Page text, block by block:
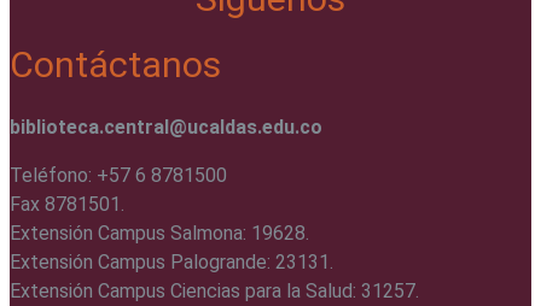
Contáctanos
biblioteca.central@ucaldas.edu.co
Teléfono: +57 6 8781500
Fax 8781501.
Extensión Campus Salmona: 19628.
Extensión Campus Palogrande: 23131.
Extensión Campus Ciencias para la Salud: 31257.